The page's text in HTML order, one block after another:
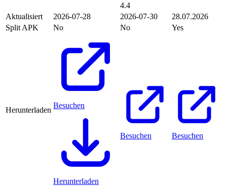
4.4
Aktualisiert 2026-07-28 2026-07-30
28.07.2026
Split APK
No No Yes
Herunterladen
Besuchen
Herunterladen
Besuchen Besuchen